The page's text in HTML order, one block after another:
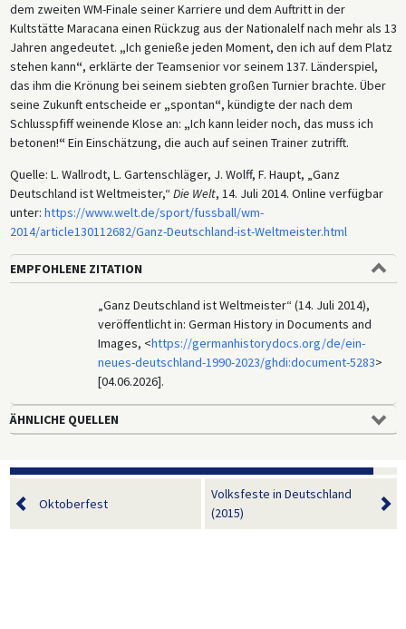
dem zweiten WM-Finale seiner Karriere und dem Auftritt in der
Kultstätte Maracana einen Rückzug aus der Nationalelf nach mehr als 13
Jahren angedeutet. „Ich genieße jeden Moment, den ich auf dem Platz
stehen kann“, erklärte der Teamsenior vor seinem 137. Länderspiel,
das ihm die Krönung bei seinem siebten großen Turnier brachte. Über
seine Zukunft entscheide er „spontan“, kündigte der nach dem
Schlusspfiff weinende Klose an: „Ich kann leider noch, das muss ich
betonen!“Ein Einschätzung, die auch auf seinen Trainer zutrifft.
Quelle: L. Wallrodt, L. Gartenschläger, J. Wolff, F. Haupt, „Ganz
Deutschland ist Weltmeister,“ Die Welt, 14. Juli 2014. Online verfügbar
unter: https://www.welt.de/sport/fussball/wm-
2014/article130112682/Ganz-Deutschland-ist-Weltmeister.html
EMPFOHLENE ZITATION
„Ganz Deutschland ist Weltmeister“ (14. Juli 2014),
veröffentlicht in: German History in Documents and
Images, <https://germanhistorydocs.org/de/ein-
neues-deutschland-1990-2023/ghdi:document-5283>
[04.06.2026].
ÄHNLICHE QUELLEN
Oktoberfest
Volksfeste in Deutschland
(2015)